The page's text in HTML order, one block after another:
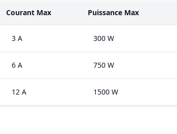
Courant Max Puissance Max
3 A 300 W
6 A 750 W
12 A 1500 W